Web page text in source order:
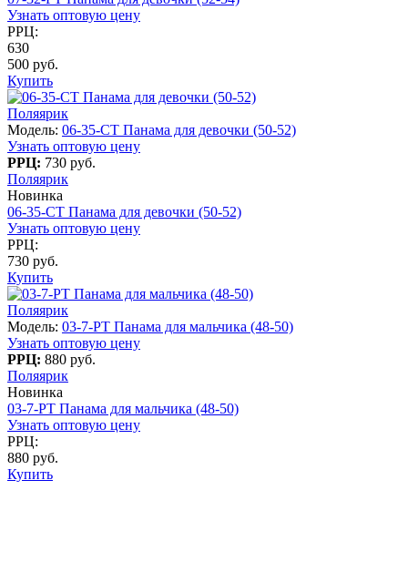
Узнать оптовую цену
РРЦ:
630
500 руб.
Купить
Поляярик
Модель: 06-35-CT Панама для девочки (50-52)
Узнать оптовую цену
РРЦ: 730 руб.
Поляярик
Новинка
06-35-CT Панама для девочки (50-52)
Узнать оптовую цену
РРЦ:
730 руб.
Купить
Поляярик
Модель: 03-7-PT Панама для мальчика (48-50)
Узнать оптовую цену
РРЦ: 880 руб.
Поляярик
Новинка
03-7-PT Панама для мальчика (48-50)
Узнать оптовую цену
РРЦ:
880 руб.
Купить